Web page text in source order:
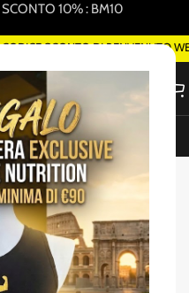
10% : BM10
SCONTO DI BENVENUTO
WHATSAPP (ROMA)